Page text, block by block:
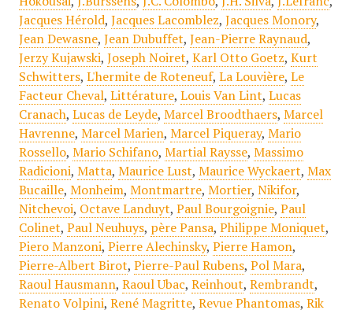
Jacques Hérold, Jacques Lacomblez, Jacques Monory,
Jean Dewasne, Jean Dubuffet, Jean-Pierre Raynaud,
Jerzy Kujawski, Joseph Noiret, Karl Otto Goetz, Kurt
Schwitters, L'hermite de Roteneuf, La Louvière, Le
Facteur Cheval, Littérature, Louis Van Lint, Lucas
Cranach, Lucas de Leyde, Marcel Broodthaers, Marcel
Havrenne, Marcel Marien, Marcel Piqueray, Mario
Rossello, Mario Schifano, Martial Raysse, Massimo
Radicioni, Matta, Maurice Lust, Maurice Wyckaert, Max
Bucaille, Monheim, Montmartre, Mortier, Nikifor,
Nitchevoi, Octave Landuyt, Paul Bourgoignie, Paul
Colinet, Paul Neuhuys, père Pansa, Philippe Moniquet,
Piero Manzoni, Pierre Alechinsky, Pierre Hamon,
Pierre-Albert Birot, Pierre-Paul Rubens, Pol Mara,
Raoul Hausmann, Raoul Ubac, Reinhout, Rembrandt,
Renato Volpini, René Magritte, Revue Phantomas, Rik